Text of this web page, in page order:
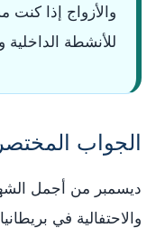
والأزواج إذا
للأنشطة الداخلية
الجواب المختصر
ديسمبر من أجمل
والاحتفالية في